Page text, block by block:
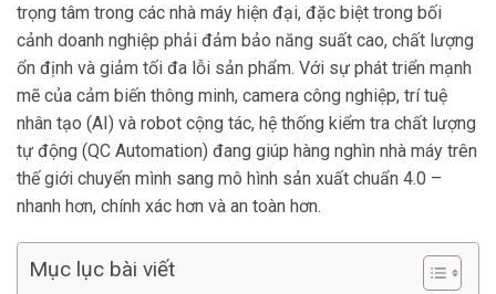
trọng tâm trong các nhà máy hiện đại, đặc biệt trong bối
cảnh doanh nghiệp phải đảm bảo năng suất cao, chất lượng
ổn định và giảm tối đa lỗi sản phẩm. Với sự phát triển mạnh
mẽ của cảm biến thông minh, camera công nghiệp, trí tuệ
nhân tạo (AI) và robot cộng tác, hệ thống kiểm tra chất lượng
tự động (QC Automation) đang giúp hàng nghìn nhà máy trên
thế giới chuyển mình sang mô hình sản xuất chuẩn 4.0 –
nhanh hơn, chính xác hơn và an toàn hơn.
Mục lục bài viết